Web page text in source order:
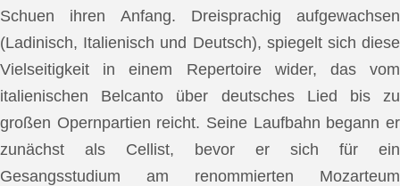
Schuen ihren Anfang. Dreisprachig aufgewachsen
(Ladinisch, Italienisch und Deutsch), spiegelt sich diese
Vielseitigkeit in einem Repertoire wider, das vom
italienischen Belcanto über deutsches Lied bis zu
großen Opernpartien reicht. Seine Laufbahn begann er
zunächst als Cellist, bevor er sich für ein
Gesangsstudium am renommierten Mozarteum